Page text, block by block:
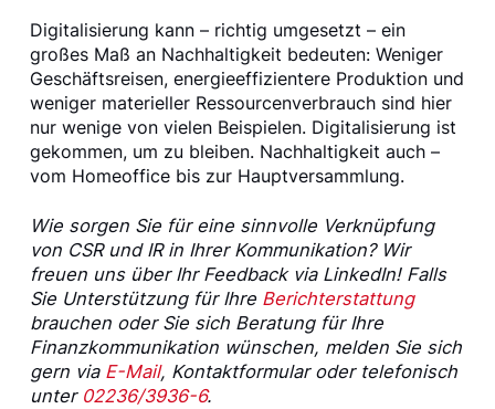
Digitalisierung kann – richtig umgesetzt – ein
großes Maß an Nachhaltigkeit bedeuten: Weniger
Geschäftsreisen, energieeffizientere Produktion und
weniger materieller Ressourcenverbrauch sind hier
nur wenige von vielen Beispielen. Digitalisierung ist
gekommen, um zu bleiben. Nachhaltigkeit auch –
vom Homeoffice bis zur Hauptversammlung.
Wie sorgen Sie für eine sinnvolle Verknüpfung
von CSR und IR in Ihrer Kommunikation? Wir
freuen uns über Ihr Feedback via LinkedIn! Falls
Sie Unterstützung für Ihre Berichterstattung
brauchen oder Sie sich Beratung für Ihre
Finanzkommunikation wünschen, melden Sie sich
gern via E-Mail, Kontaktformular oder telefonisch
unter 02236/3936-6.